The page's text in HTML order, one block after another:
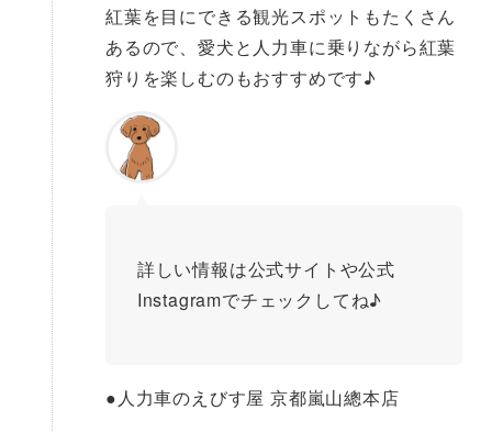
紅葉を目にできる観光スポットもたくさん
あるので、愛犬と人力車に乗りながら紅葉
狩りを楽しむのもおすすめです♪
詳しい情報は公式サイトや公式
Instagramでチェックしてね♪
●人力車のえびす屋 京都嵐山總本店